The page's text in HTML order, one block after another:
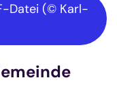
Datei (© Karl-